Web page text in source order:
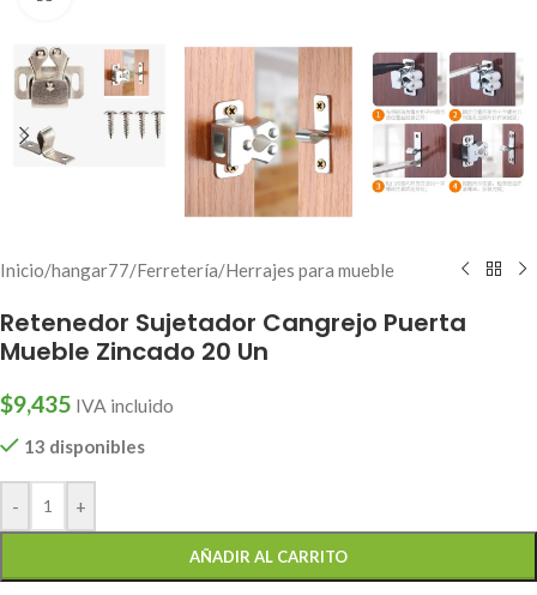
Inicio/hangar77/Ferretería/Herrajes para mueble
Retenedor Sujetador Cangrejo Puerta
Mueble Zincado 20 Un
$9,435 IVA incluido
13 disponibles
- +
AÑADIR AL CARRITO